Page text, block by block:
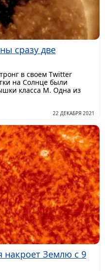
сразу две
в своем Twitter
на Солнце были
класса М. Одна из
22 ДЕКАБРЯ 2021
Землю с 9